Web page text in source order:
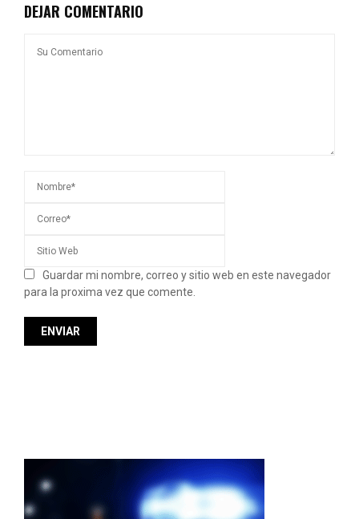
DEJAR COMENTARIO
Guardar mi nombre, correo y sitio web en este navegador
para la proxima vez que comente.